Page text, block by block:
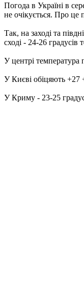
Погода в Україні в
не очікується. Про це
Так, на заході та
сході - 24-26 градусів
У центрі температура
У Києві обіцяють +27
У Криму - 23-25